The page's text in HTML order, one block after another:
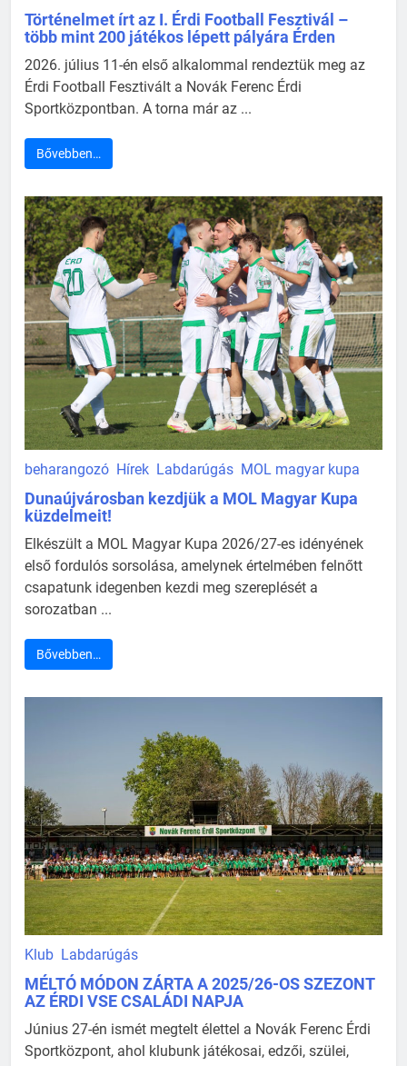
Történelmet írt az I. Érdi Football Fesztivál –
több mint 200 játékos lépett pályára Érden
2026. július 11-én első alkalommal rendeztük meg az
Érdi Football Fesztivált a Novák Ferenc Érdi
Sportközpontban. A torna már az ...
Bővebben…
beharangozó Hírek Labdarúgás MOL magyar kupa
Dunaújvárosban kezdjük a MOL Magyar Kupa
küzdelmeit!
Elkészült a MOL Magyar Kupa 2026/27-es idényének
első fordulós sorsolása, amelynek értelmében felnőtt
csapatunk idegenben kezdi meg szereplését a
sorozatban ...
Bővebben…
Klub Labdarúgás
MÉLTÓ MÓDON ZÁRTA A 2025/26-OS SZEZONT
AZ ÉRDI VSE CSALÁDI NAPJA
Június 27-én ismét megtelt élettel a Novák Ferenc Érdi
Sportközpont, ahol klubunk játékosai, edzői, szülei,